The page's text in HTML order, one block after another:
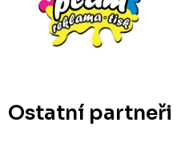
Ostatní partneři